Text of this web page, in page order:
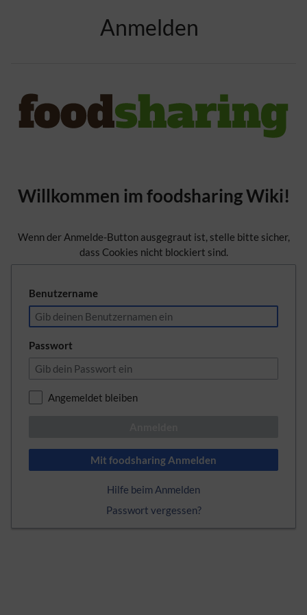
Zu den SeitenwerkzeugenAnmelden
Willkommen im foodsharing Wiki!
Wenn der Anmelde-Button ausgegraut ist, stelle bitte sicher,
dass Cookies nicht blockiert sind.
Benutzername
Passwort
Angemeldet bleiben
Mit foodsharing Anmelden
Hilfe beim Anmelden
Passwort vergessen?